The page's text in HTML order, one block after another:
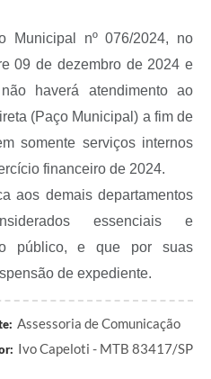
Municipal nº 076/2024, no
09 de dezembro de 2024 e
haverá atendimento ao
(Paço Municipal) a fim de
somente serviços internos
financeiro de 2024.
aos demais departamentos
essenciais e
público, e que por suas
de expediente.
Assessoria de Comunicação
Ivo Capeloti - MTB 83417/SP